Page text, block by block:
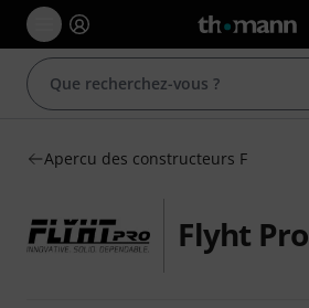
Apercu des constructeurs F
Flyht Pro